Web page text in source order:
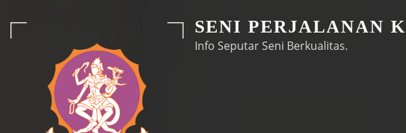
SENI PERJALANAN
Info Seputar Seni Berkualitas.